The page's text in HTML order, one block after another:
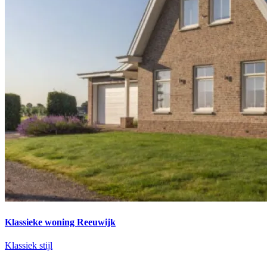
Klassieke woning Reeuwijk
Klassiek stijl